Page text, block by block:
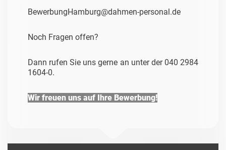
BewerbungHamburg@dahmen-personal.de
Noch Fragen offen?
Dann rufen Sie uns gerne an unter der 040 2984
1604-0.
Wir freuen uns auf Ihre Bewerbung!